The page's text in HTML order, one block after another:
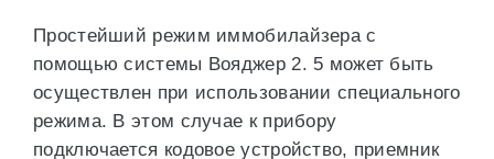
Простейший режим иммобилайзера с
помощью системы Вояджер 2. 5 может быть
осуществлен при использовании специального
режима. В этом случае к прибору
подключается кодовое устройство, приемник